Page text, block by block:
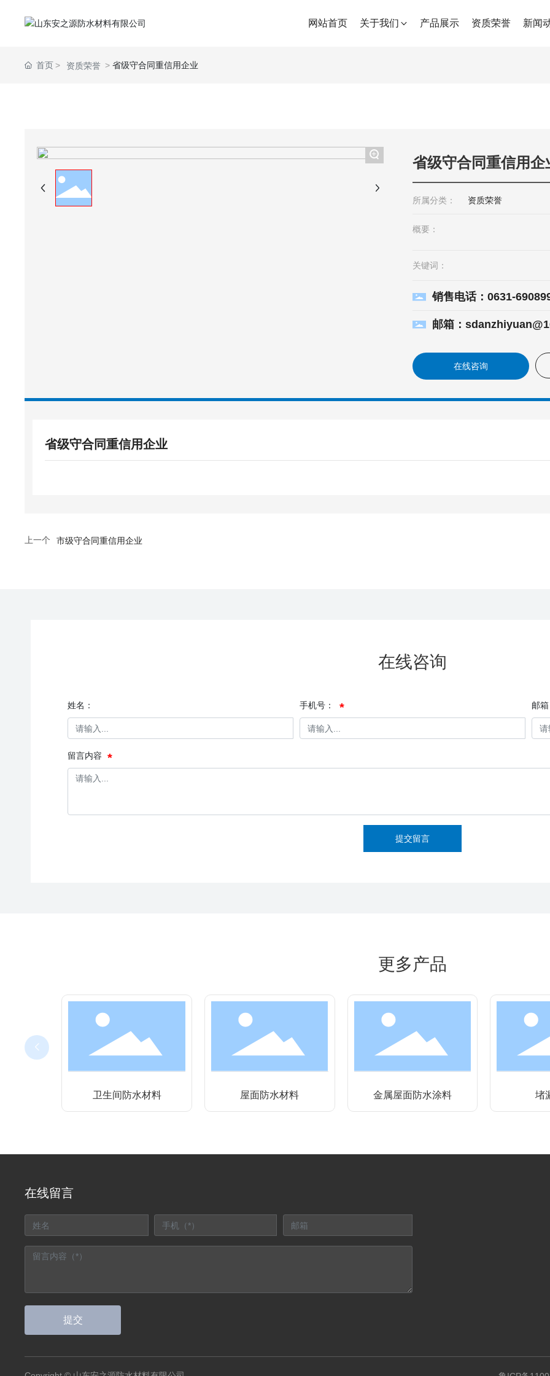
网站首页 关于我们 产品展示 资质荣誉 新闻
首页 资质荣誉 省级守合同重信用企业
+
省级守合同重信用企
所属分类： 资质荣誉
概要：
关键词：
销售电话：0631-
邮箱：
在线咨询
省级守合同重信用企业
上一个 市级守合同重信用企业
在线咨询
姓名： 手机号： 邮
留言内容
提交留言
更多产品
卫生间防水材料 屋面防水材料 金属屋面防水涂料 堵
在线留言
提交